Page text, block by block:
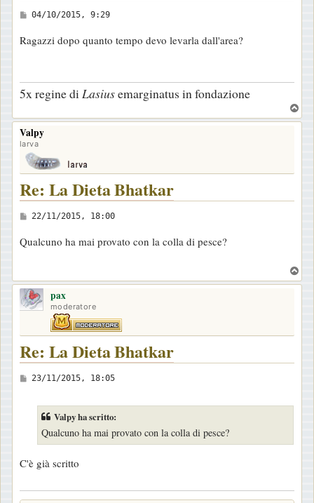
M
s
a
g
i
o
04/10/2015, 9:29
Ragazzi dopo quanto tempo devo levarla dall'area?
5x regine diLasiusemarginatus in fondazione
o
Valpy
larva
Re: La Dieta Bhatkar
M
s
a
g
g
i
o
22/11/2015, 18:00
Qualcuno ha mai provato con la colla di pesce?
o
pax
moderatore
Re: La Dieta Bhatkar
M
g
i
23/11/2015, 18:05
Valpy ha scritto:
Qualcuno ha mai provato con la colla di pesce?
C'è già scritto